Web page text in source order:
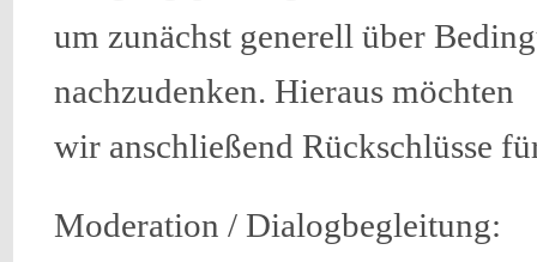
um zunächst generell über
nachzudenken. Hieraus möchten
wir anschließend Rückschlüsse
Moderation / Dialogbegleitung: